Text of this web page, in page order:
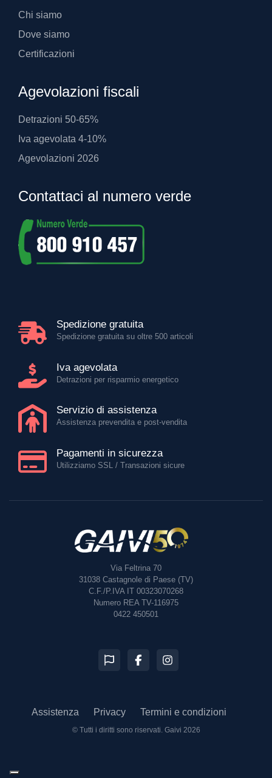
Chi siamo
Dove siamo
Certificazioni
Agevolazioni fiscali
Detrazioni 50-65%
Iva agevolata 4-10%
Agevolazioni 2026
Contattaci al numero verde
Spedizione gratuita
Spedizione gratuita su oltre 500 articoli
Iva agevolata
Detrazioni per risparmio energetico
Servizio di assistenza
Assistenza prevendita e post-vendita
Pagamenti in sicurezza
Utilizziamo SSL / Transazioni sicure
Via Feltrina 70
31038 Castagnole di Paese (TV)
C.F./P.IVA IT 00323070268
Numero REA TV-116975
0422 450501
Assistenza Privacy Termini e condizioni
© Tutti i diritti sono riservati. Gaivi 2026